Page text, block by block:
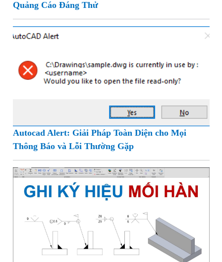
Quảng Cáo Đáng Thử
Autocad Alert: Giải Pháp Toàn Diện cho Mọi
Thông Báo và Lỗi Thường Gặp